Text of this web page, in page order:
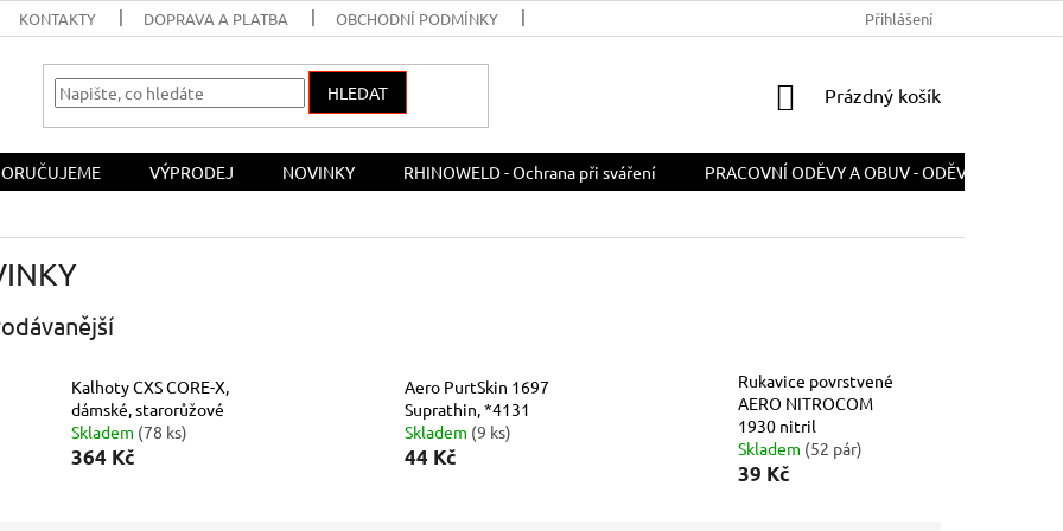
KONTAKTY DOPRAVA A PLATBA OBCHODNÍ PODMÍNKY ODSTOUPENÍ OD
Přihlášení
HLEDAT
NÁKUPNÍ
Prázdný košík
VÝPRODEJ NOVINKY RHINOWELD - Ochrana při sváření
PRACOVNÍ ODĚVY A OBUV - ODĚVY A OBUV
Kalhoty CXS CORE-X,
dámské, starorůžové
Skladem (78 ks)
364 Kč
Aero PurtSkin 1697
Suprathin, *4131
Skladem (9 ks)
44 Kč
Rukavice povrstvené
AERO NITROCOM
1930 nitril
Skladem (52 pár)
39 Kč